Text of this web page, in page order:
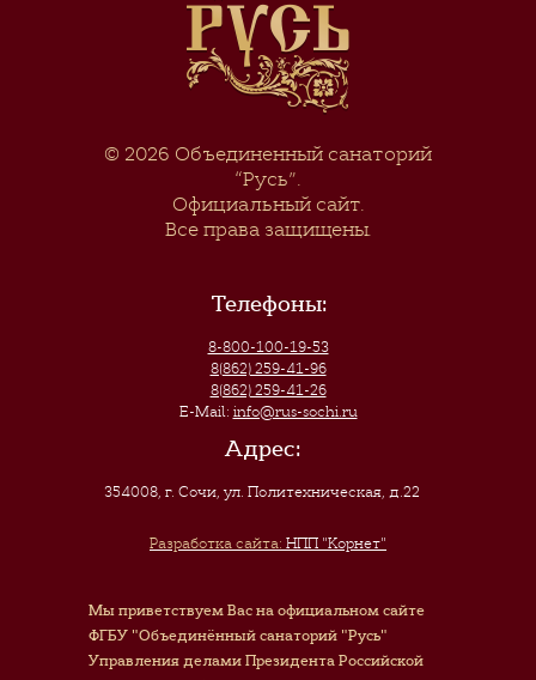
© 2026 Объединенный санаторий
“Русь”.
Официальный сайт.
Все права защищены.
Телефоны:
8-800-100-19-53
8(862) 259-41-96
8(862) 259-41-26
E-Mail: info@rus-sochi.ru
Адрес:
354008, г. Сочи,ул. Политехническая, д.22
Разработка сайта: НПП "Корнет"
Мы приветствуем Вас на официальном сайте
ФГБУ "Объединённый санаторий "Русь"
Управления делами Президента Российской